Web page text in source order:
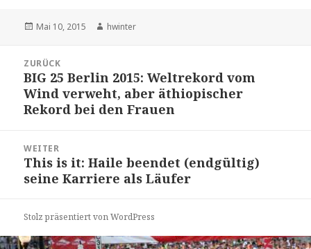
Veröffentlicht
Mai 10, 2015 Autor
hwinter
Navigation
ZURÜCK
Vorheriger
Beitrag:
BIG 25 Berlin 2015: Weltrekord vom
Wind verweht, aber äthiopischer
Rekord bei den Frauen
WEITER
Nächster
Beitrag:
This is it: Haile beendet (endgültig)
seine Karriere als Läufer
Stolz präsentiert von WordPress